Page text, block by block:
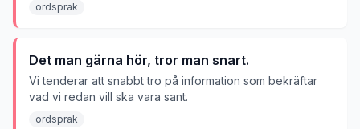
ordsprak
Det man gärna hör, tror man snart.
Vi tenderar att snabbt tro på information som bekräftar
vad vi redan vill ska vara sant.
ordsprak